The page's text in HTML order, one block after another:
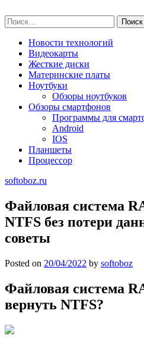
to
content
Найти:
Новости технологий
Видеокарты
Жесткие диски
Материнские платы
Ноутбуки
Обзоры ноутбуков
Обзоры смартфонов
Программы для
Android
IOS
Планшеты
Процессор
softoboz.ru
Файловая система
NTFS без потери
советы
Posted on 20/04/2022 by softoboz
Файловая система
вернуть NTFS?